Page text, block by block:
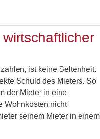
ist keine Seltenheit.
Schuld des Mieters. So
der Mieter in eine
Wohnkosten nicht
seinem Mieter in einem